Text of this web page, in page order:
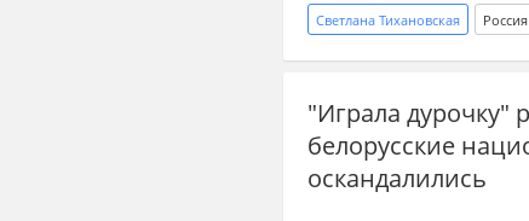
Светлана Тихановская Россия
Вооруженные силы Украины
"Играла дурочку"
белорусские
оскандалились